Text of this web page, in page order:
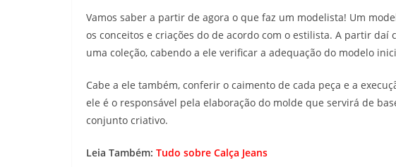
Vamos saber a partir de agora o que faz um modelista! Um
os conceitos e criações do de acordo com o estilista. A partir daí
uma coleção, cabendo a ele verificar a adequação do modelo
Cabe a ele também, conferir o caimento de cada peça e a
ele é o responsável pela elaboração do molde que servirá de
conjunto criativo.
Leia Também: Tudo sobre Calça Jeans